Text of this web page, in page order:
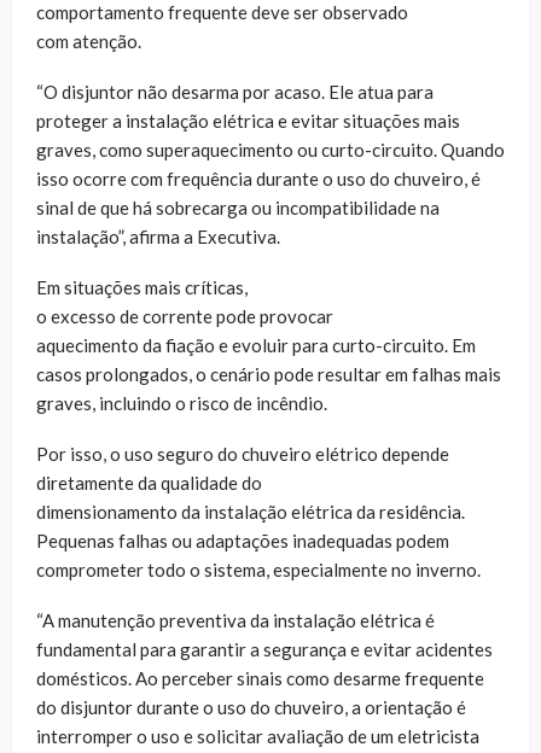
comportamento frequente deve ser observado
com atenção.
“O disjuntor não desarma por acaso. Ele atua para
proteger a instalação elétrica e evitar situações mais
graves, como superaquecimento ou curto-circuito. Quando
isso ocorre com frequência durante o uso do chuveiro, é
sinal de que há sobrecarga ou incompatibilidade na
instalação”, afirma a Executiva.
Em situações mais críticas,
o excesso de corrente pode provocar
aquecimento da fiação e evoluir para curto-circuito. Em
casos prolongados, o cenário pode resultar em falhas mais
graves, incluindo o risco de incêndio.
Por isso, o uso seguro do chuveiro elétrico depende
diretamente da qualidade do
dimensionamento da instalação elétrica da residência.
Pequenas falhas ou adaptações inadequadas podem
comprometer todo o sistema, especialmente no inverno.
“A manutenção preventiva da instalação elétrica é
fundamental para garantir a segurança e evitar acidentes
domésticos. Ao perceber sinais como desarme frequente
do disjuntor durante o uso do chuveiro, a orientação é
interromper o uso e solicitar avaliação de um eletricista